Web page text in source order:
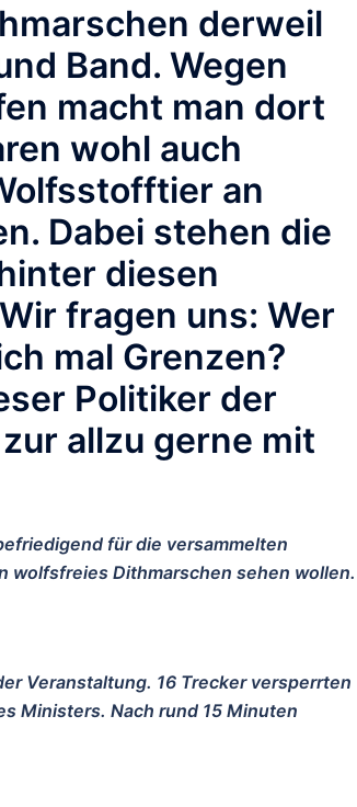
derweil
Band. Wegen
macht man dort
wohl auch
an
Dabei stehen die
diesen
fragen uns: Wer
mal Grenzen?
Politiker der
allzu gerne mit
für die versammelten
wolfsfreies Dithmarschen sehen wollen.
Veranstaltung. 16 Trecker versperrten
Ministers. Nach rund 15 Minuten